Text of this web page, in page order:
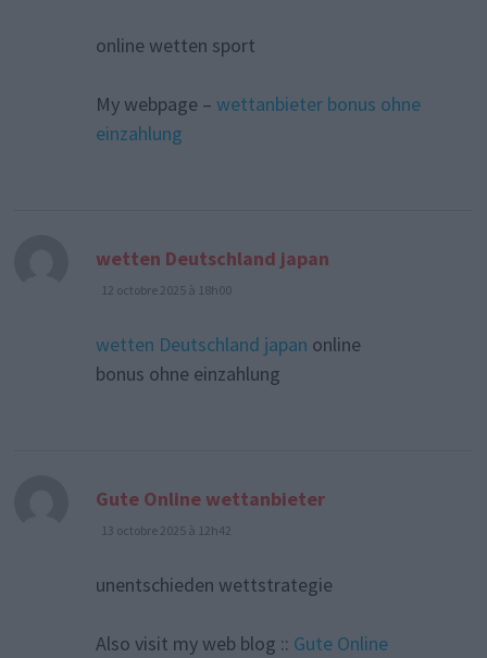
online wetten sport
My webpage – wettanbieter bonus ohne
einzahlung
wetten Deutschland japan
12 octobre 2025 à 18h00
wetten Deutschland japan online
bonus ohne einzahlung
Gute Online wettanbieterdit :
13 octobre 2025 à 12h42
unentschieden wettstrategie
Also visit my web blog :: Gute Online